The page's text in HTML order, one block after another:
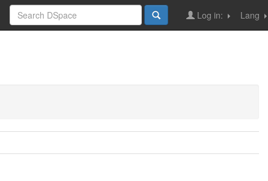
Lang
Log in: